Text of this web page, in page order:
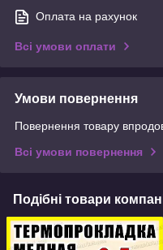
Оплата на рахунок
Всі умови оплати
Умови повернення
Повернення товару
Всі умови повернення
Подібні товари